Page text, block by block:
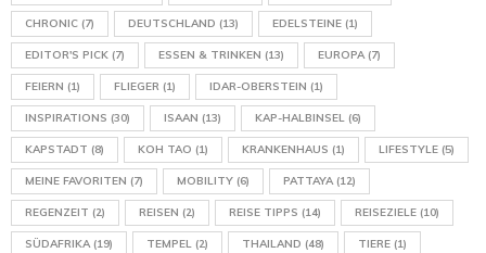
CHRONIC (7) DEUTSCHLAND (13) EDELSTEINE (1)
EDITOR'S PICK (7) ESSEN & TRINKEN (13) EUROPA(7)
FEIERN (1) FLIEGER (1) IDAR-OBERSTEIN (1)
INSPIRATIONS (30) ISAAN (13) KAP-HALBINSEL (6)
KAPSTADT (8) KOH TAO (1) KRANKENHAUS (1) LIFESTYLE (5)
MEINE FAVORITEN (7) MOBILITY (6) PATTAYA(12)
REGENZEIT (2) REISEN (2) REISE TIPPS (14) REISEZIELE (10)
SÜDAFRIKA(19) TEMPEL (2) THAILAND (48) TIERE (1)